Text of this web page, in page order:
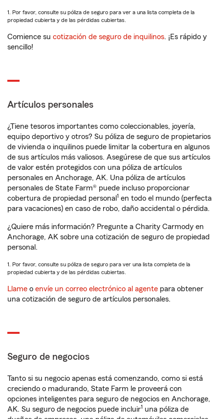
1. Por favor, consulte su póliza de seguro para ver a una lista completa de la
propiedad cubierta y de las pérdidas cubiertas.
Comience su cotización de seguro de inquilinos. ¡Es rápido y
sencillo!
Artículos personales
¿Tiene tesoros importantes como coleccionables, joyería,
equipo deportivo y otros? Su póliza de seguro de propietarios
de vivienda o inquilinos puede limitar la cobertura en algunos
de sus artículos más valiosos. Asegúrese de que sus artículos
de valor estén protegidos con una póliza de artículos
personales en Anchorage, AK. Una póliza de artículos
personales de State Farm® puede incluso proporcionar
cobertura de propiedad personal 1 en todo el mundo (perfecta
para vacaciones) en caso de robo, daño accidental o pérdida.
¿Quiere más información? Pregunte a Charity Carmody en
Anchorage, AK sobre una cotización de seguro de propiedad
personal.
1. Por favor, consulte su póliza de seguro para ver una lista completa de la
propiedad cubierta y de las pérdidas cubiertas.
Llame o envíe un correo electrónico al agente para obtener
una cotización de seguro de artículos personales.
Seguro de negocios
Tanto si su negocio apenas está comenzando, como si está
creciendo o madurando, State Farm le proveerá con
opciones inteligentes para seguro de negocios en Anchorage,
AK. Su seguro de negocios puede incluir1 una póliza de